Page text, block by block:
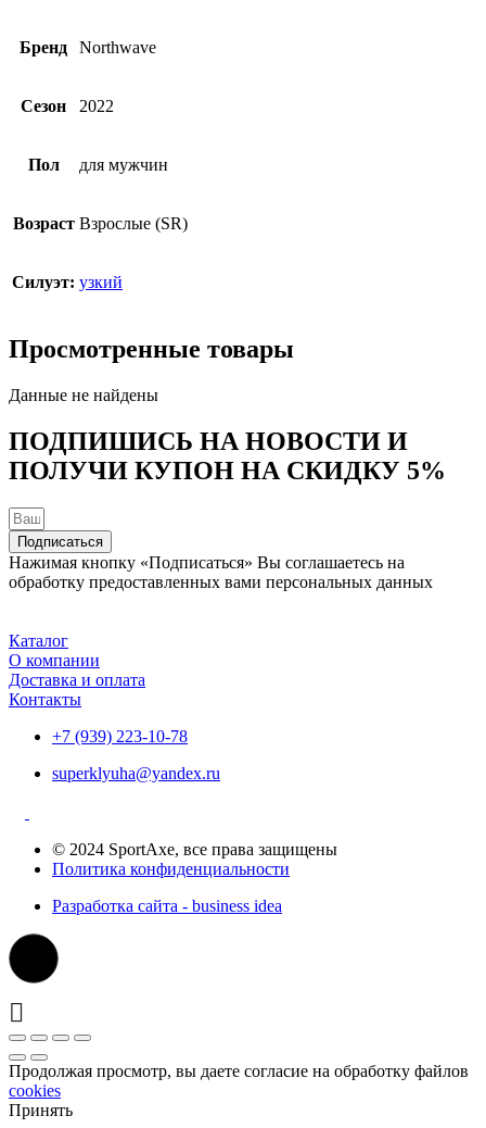
Бренд Northwave
Сезон 2022
Пол для мужчин
Возраст Взрослые (SR)
Силуэт: узкий
Просмотренные товары
Данные не найдены
ПОДПИШИСЬ НА НОВОСТИ И
ПОЛУЧИ КУПОН НА СКИДКУ 5%
Подписаться
Нажимая кнопку «Подписаться» Вы соглашаетесь на
обработку предоставленных вами персональных данных
Каталог
О компании
Доставка и оплата
Контакты
+7 (939) 223-10-78
superklyuha@yandex.ru
© 2024 SportAxe, все права защищены
Политика конфиденциальности
Разработка сайта - business idea
Продолжая просмотр, вы даете согласие на обработку файлов
cookies
Принять